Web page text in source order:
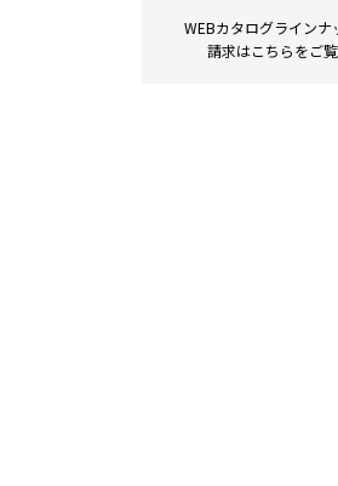
WEBカタログラインナ
請求はこちらをご覧